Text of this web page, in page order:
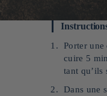
Porter
cuire 5
tant qu’ils
Dans une